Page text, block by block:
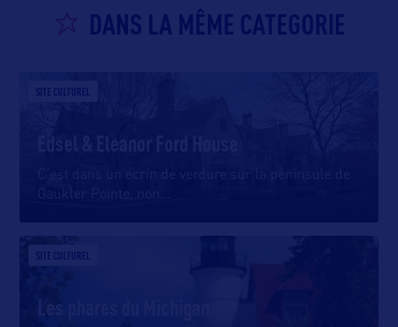
DANS LA MÊME CATEGORIE
SITE CULTUREL
Edsel & Eleanor Ford House
C’est dans un écrin de verdure sur la péninsule de
Gaukler Pointe, non
SITE CULTUREL
Les phares du Michigan